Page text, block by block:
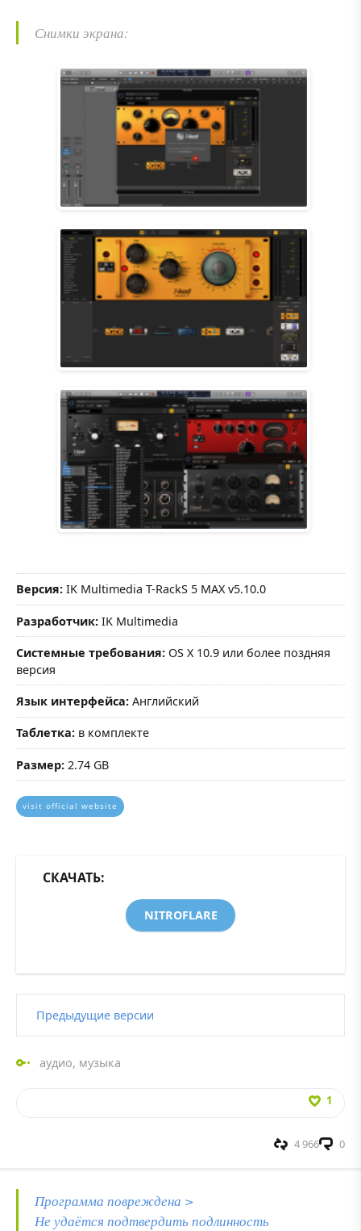
Снимки экрана:
Версия: IK Multimedia T-RackS 5 MAX v5.10.0
Разработчик: IK Multimedia
Системные требования: OS X 10.9 или более поздняя
версия
Язык интерфейса: Английский
Таблетка: в комплекте
Размер: 2.74 GB
visit official website
СКАЧАТЬ:
NITROFLARE
Предыдущие версии
аудио, музыка
1
0
4 966
Программа повреждена >
Не удаётся подтвердить подлинность